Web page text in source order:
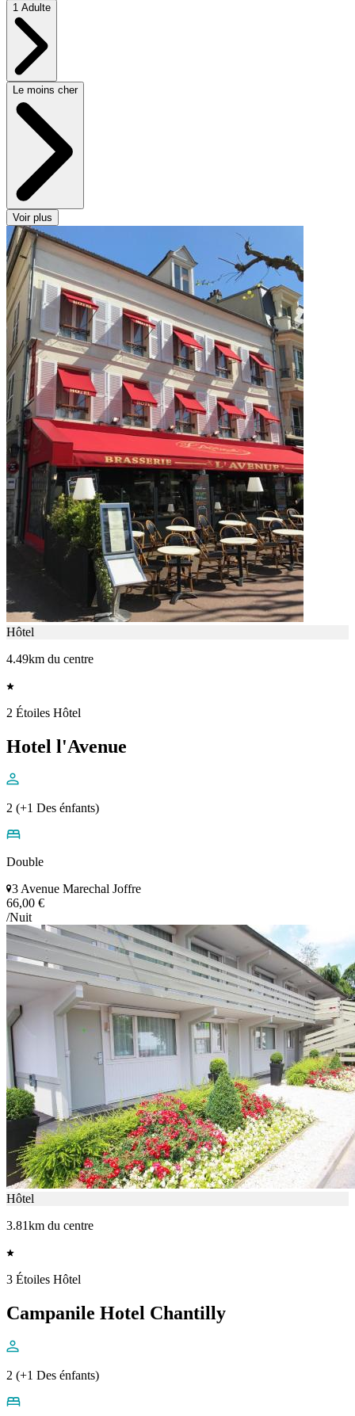
1 Adulte
Le moins cher
Voir plus
Hôtel
4.49km du centre
2 Étoiles Hôtel
Hotel l'Avenue
2 (+1 Des énfants)
Double
3 Avenue Marechal Joffre
66,00 €
/Nuit
Hôtel
3.81km du centre
3 Étoiles Hôtel
Campanile Hotel Chantilly
2 (+1 Des énfants)